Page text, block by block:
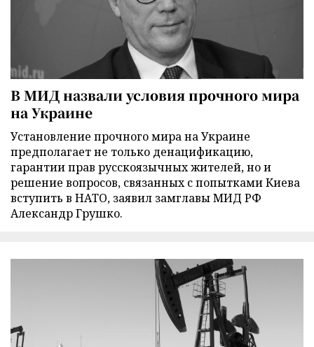
В МИД назвали условия прочного мира
на Украине
Установление прочного мира на Украине
предполагает не только денацификацию,
гарантии прав русскоязычных жителей, но и
решение вопросов, связанных с попытками Киева
вступить в НАТО, заявил замглавы МИД РФ
Александр Грушко.